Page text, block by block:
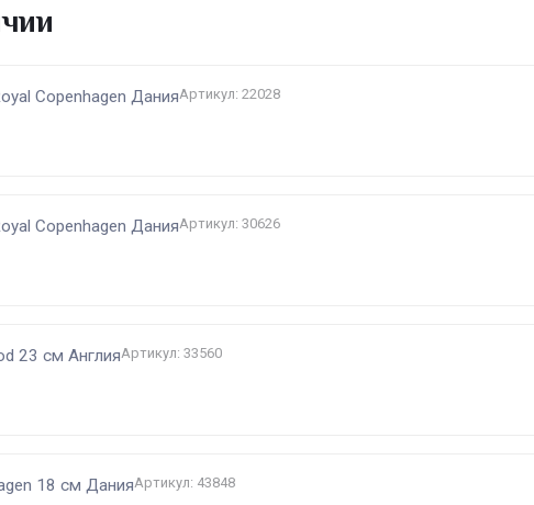
Copenhagen ДанияАртикул: 22028
Copenhagen ДанияАртикул: 30626
23 см АнглияАртикул: 33560
18 см ДанияАртикул: 43848